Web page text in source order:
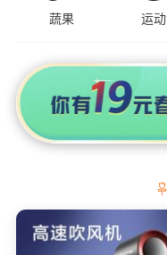
蔬果 运动